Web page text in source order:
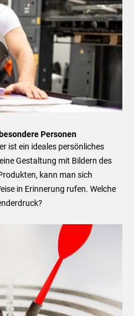
Personen
ist ein ideales persönliches
Gestaltung mit Bildern des
kann man sich
in Erinnerung rufen. Welche